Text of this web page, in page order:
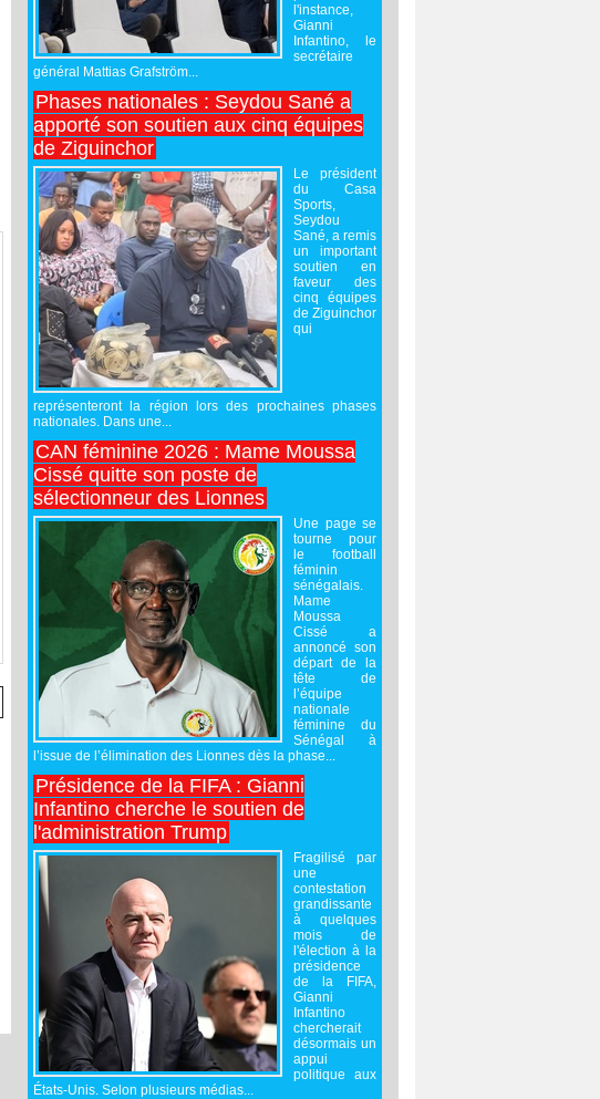
l'instance,
Gianni
Infantino, le
secrétaire
général Mattias Grafström...
Phases nationales : Seydou Sané a
apporté son soutien aux cinq équipes
de Ziguinchor
Le président
du Casa
Sports,
Seydou
Sané, a remis
un important
soutien en
faveur des
cinq équipes
de Ziguinchor
qui
représenteront la région lors des prochaines phases
nationales. Dans une...
CAN féminine 2026 : Mame Moussa
Cissé quitte son poste de
sélectionneur des Lionnes
Une page se
tourne pour
le football
féminin
sénégalais.
Mame
Moussa
Cissé a
annoncé son
départ de la
tête de
l’équipe
nationale
féminine du
Sénégal à
l’issue de l’élimination des Lionnes dès la phase...
Présidence de la FIFA : Gianni
Infantino cherche le soutien de
l'administration Trump
Fragilisé par
une
contestation
grandissante
à quelques
mois de
l'élection à la
présidence
de la FIFA,
Gianni
Infantino
chercherait
désormais un
appui
politique aux
États-Unis. Selon plusieurs médias...